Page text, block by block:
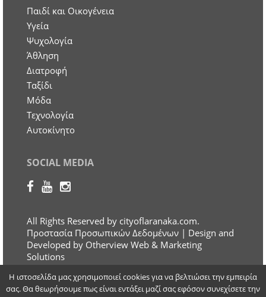
Παιδί και Οικογένεια
Υγεία
Ψυχολογία
Άθληση
Διατροφή
Ταξίδι
Μόδα
Τεχνολογία
Αυτοκίνητο
SOCIAL MEDIA
All Rights Reserved by cityoflaranaka.com.
Προστασία Προσωπικών Δεδομένων | Design and
Developed by Otherview Web & Marketing
Solutions
Η ιστοσελίδα μας χρησιμοποιεί cookies για να βελτιώσει την εμπειρία
σας. Θα θεωρήσουμε πως είναι εντάξει μαζί σας εφόσον συνεχίσετε την